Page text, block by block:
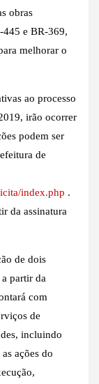
obras
445 e BR-369,
melhorar o
ao processo
irão ocorrer
podem ser
de
index.php .
da assinatura
de dois
partir da
com
de
incluindo
ações do